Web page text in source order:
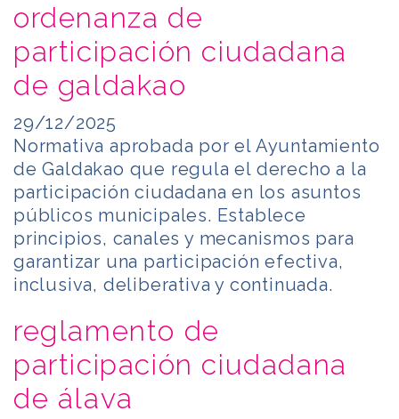
ordenanza de
participación ciudadana
de galdakao
29/12/2025
Normativa aprobada por el Ayuntamiento
de Galdakao que regula el derecho a la
participación ciudadana en los asuntos
públicos municipales. Establece
principios, canales y mecanismos para
garantizar una participación efectiva,
inclusiva, deliberativa y continuada.
reglamento de
participación ciudadana
de álava